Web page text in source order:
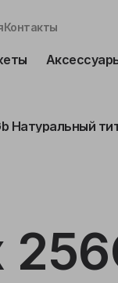
Контакты
Натуральный